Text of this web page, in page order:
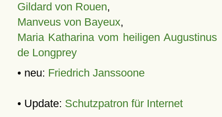
Gildard von Rouen,
Manveus von Bayeux,
Maria Katharina vom heiligen Augustinus
de Longprey
• neu: Friedrich Janssoone
• Update: Schutzpatron für Internet